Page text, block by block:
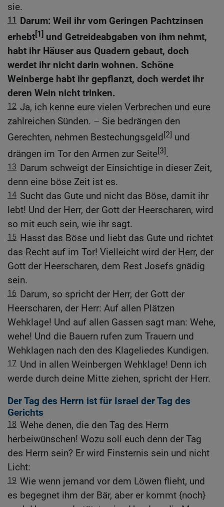
sie.
11 Darum: Weil ihr vom Geringen Pachtzinsen
erhebt[1] und Getreideabgaben von ihm nehmt,
habt ihr Häuser aus Quadern gebaut, doch
werdet ihr nicht darin wohnen. Schöne
Weinberge habt ihr gepflanzt, doch werdet ihr
deren Wein nicht trinken.
12 Ja, ich kenne eure vielen Verbrechen und eure
zahlreichen Sünden. – Sie bedrängen den
Gerechten, nehmen Bestechungsgeld[2] und
drängen im Tor den Armen zur Seite[3].
13 Darum schweigt der Einsichtige in dieser Zeit,
denn eine böse Zeit ist es.
14 Sucht das Gute und nicht das Böse, damit ihr
lebt! Und der Herr, der Gott der Heerscharen, wird
so mit euch sein, wie ihr sagt.
15 Hasst das Böse und liebt das Gute und richtet
das Recht auf im Tor! Vielleicht wird der Herr, der
Gott der Heerscharen, dem Rest Josefs gnädig
sein.
16 Darum, so spricht der Herr, der Gott der
Heerscharen, der Herr: Auf allen Plätzen
Wehklage! Und auf allen Gassen sagt man: Wehe,
wehe! Und die Bauern rufen zum Trauern und
Wehklagen nach den des Klageliedes Kundigen.
17 Und in allen Weinbergen Wehklage! Denn ich
werde durch deine Mitte ziehen, spricht der Herr.
Der Tag des Herrn ist für Israel der Tag des
Gerichts
18 Wehe denen, die den Tag des Herrn
herbeiwünschen! Wozu soll euch denn der Tag
des Herrn sein? Er wird Finsternis sein und nicht
Licht:
19 Wie wenn jemand vor dem Löwen flieht, und
es begegnet ihm der Bär, aber er kommt {noch}